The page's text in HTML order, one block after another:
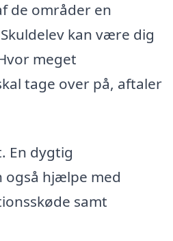
de områder en
kan være dig
meget
tage over på, aftaler
En dygtig
også hjælpe med
samt